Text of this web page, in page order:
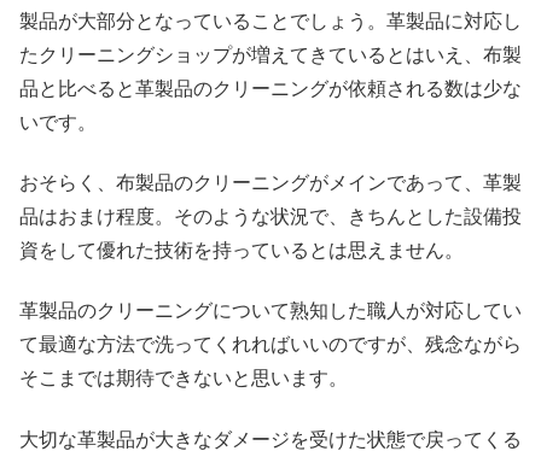
製品が大部分となっていることでしょう。革製品に対応し
たクリーニングショップが増えてきているとはいえ、布製
品と比べると革製品のクリーニングが依頼される数は少な
いです。
おそらく、布製品のクリーニングがメインであって、革製
品はおまけ程度。そのような状況で、きちんとした設備投
資をして優れた技術を持っているとは思えません。
革製品のクリーニングについて熟知した職人が対応してい
て最適な方法で洗ってくれればいいのですが、残念ながら
そこまでは期待できないと思います。
大切な革製品が大きなダメージを受けた状態で戻ってくる